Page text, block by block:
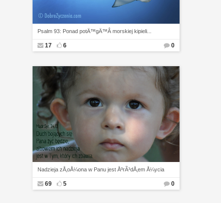
Psalm 93: Ponad potÄ™gÄ™Â morskiej kipieli...
17 6 0
Nadzieja zÅ‚oÅ¼ona w Panu jest ÅºrÃ³dÅ‚em Å¼ycia
69 5 0